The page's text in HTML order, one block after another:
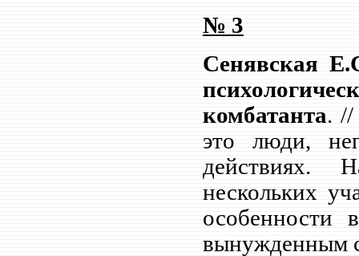
№ 3
Сенявская
комбатанта.
это люди,
действиях.
нескольких
особенности
вынужденным